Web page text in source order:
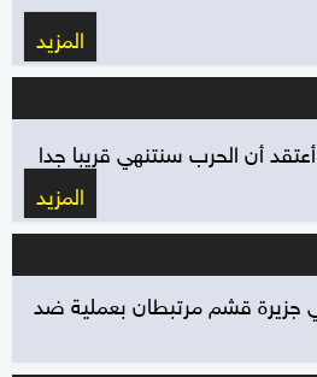
المزيد
أن الحرب سنتنهي قريبا جدا
المزيد
جزيرة قشم مرتبطان بعملية ضد